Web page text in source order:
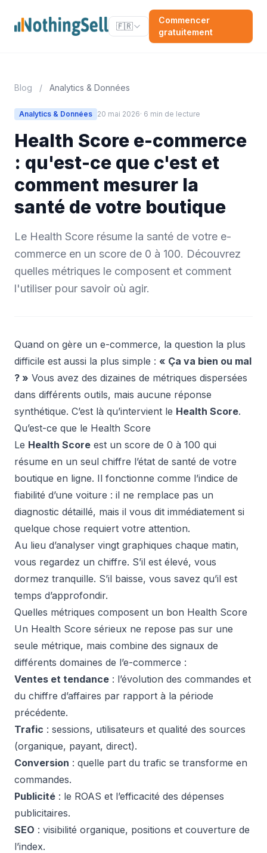
🇫🇷
Commencer
gratuitement
Blog / Analytics & Données
Analytics & Données 20 mai 2026· 6 min de lecture
Health Score e-commerce
: qu'est-ce que c'est et
comment mesurer la
santé de votre boutique
Le Health Score résume la santé de votre e-
commerce en un score de 0 à 100. Découvrez
quelles métriques le composent et comment
l'utiliser pour savoir où agir.
Quand on gère un e-commerce, la question la plus
difficile est aussi la plus simple : « Ça va bien ou mal
? » Vous avez des dizaines de métriques dispersées
dans différents outils, mais aucune réponse
synthétique. C’est là qu’intervient le Health Score.
Qu’est-ce que le Health Score
Le Health Score est un score de 0 à 100 qui
résume en un seul chiffre l’état de santé de votre
boutique en ligne. Il fonctionne comme l’indice de
fiabilité d’une voiture : il ne remplace pas un
diagnostic détaillé, mais il vous dit immédiatement si
quelque chose requiert votre attention.
Au lieu d’analyser vingt graphiques chaque matin,
vous regardez un chiffre. S’il est élevé, vous
dormez tranquille. S’il baisse, vous savez qu’il est
temps d’approfondir.
Quelles métriques composent un bon Health Score
Un Health Score sérieux ne repose pas sur une
seule métrique, mais combine des signaux de
différents domaines de l’e-commerce :
Ventes et tendance : l’évolution des commandes et
du chiffre d’affaires par rapport à la période
précédente.
Trafic : sessions, utilisateurs et qualité des sources
(organique, payant, direct).
Conversion : quelle part du trafic se transforme en
commandes.
Publicité : le ROAS et l’efficacité des dépenses
publicitaires.
SEO : visibilité organique, positions et couverture de
l’index.